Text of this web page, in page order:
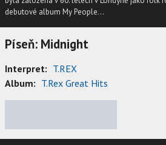
debutové album My People...
Píseň: Midnight
Interpret: T.REX
Album: T.Rex Great Hits